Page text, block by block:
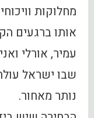
מחלוקות
אותו ברגעים
עמיר, אורלי
שבו ישראל
נותר מאחור.